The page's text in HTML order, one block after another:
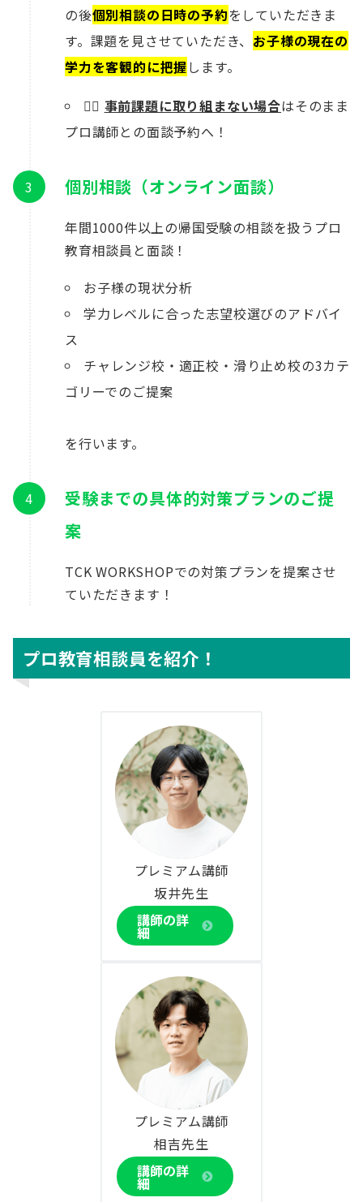
の後個別相談の日時の予約をしていただきま
す。課題を見させていただき、 お子様の現在の
学力を客観的に把握します。
🙅‍♀️ 事前課題に取り組まない場合はそのまま
プロ講師との面談予約へ！
個別相談（オンライン面談）
年間1000件以上の帰国受験の相談を扱うプロ
教育相談員と面談！
お子様の現状分析
学力レベルに合った志望校選びのアドバイ
ス
チャレンジ校・適正校・滑り止め校の3カテ
ゴリーでのご提案
を行います。
受験までの具体的対策プランのご提
案
TCK WORKSHOPでの対策プランを提案させ
ていただきます！
プロ教育相談員を紹介！
プレミアム講師
坂井先生
講師の詳
細
プレミアム講師
相吉先生
講師の詳
細